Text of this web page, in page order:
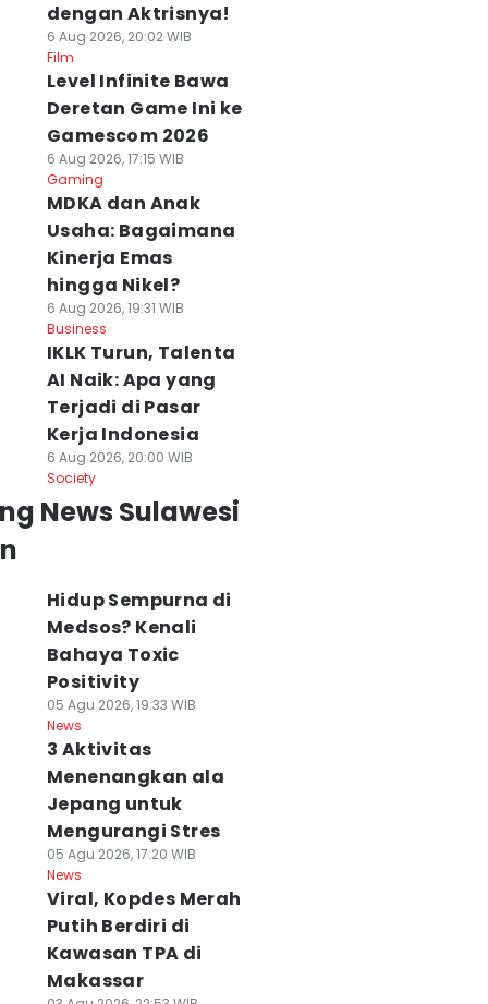
dengan Aktrisnya!
6 Aug 2026, 20:02 WIB
Film
Level Infinite Bawa
Deretan Game Ini ke
Gamescom 2026
6 Aug 2026, 17:15 WIB
Gaming
MDKA dan Anak
Usaha: Bagaimana
Kinerja Emas
hingga Nikel?
6 Aug 2026, 19:31 WIB
Business
IKLK Turun, Talenta
AI Naik: Apa yang
Terjadi di Pasar
Kerja Indonesia
6 Aug 2026, 20:00 WIB
Society
News Sulawesi
Hidup Sempurna di
Medsos? Kenali
Bahaya Toxic
Positivity
05 Agu 2026, 19:33 WIB
News
3 Aktivitas
Menenangkan ala
Jepang untuk
Mengurangi Stres
05 Agu 2026, 17:20 WIB
News
Viral, Kopdes Merah
Putih Berdiri di
Kawasan TPA di
Makassar